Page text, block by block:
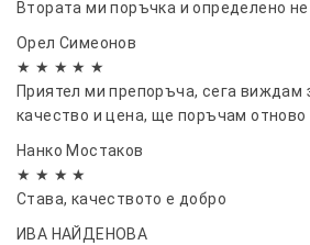
Втората ми поръчка и определено не
Орел Симеонов
★ ★ ★ ★ ★
Приятел ми препоръча, сега виждам
качество и цена, ще поръчам отново
Нанко Мостаков
★ ★ ★ ★
Става, качеството е добро
ИВА НАЙДЕНОВА